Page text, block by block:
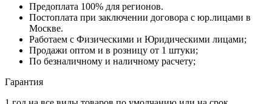
Предоплата 100% для регионов.
Постоплата при заключении договора с юр.лицами в
Москве.
Работаем с Физическими и Юридическими лицами;
Продажи оптом и в розницу от 1 штуки;
По безналичному и наличному расчету;
Гарантия